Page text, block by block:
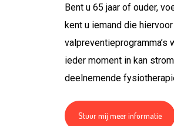
Bent u 65 jaar of ouder,
kent u iemand die
valpreventieprogramma’s
ieder moment in kan
deelnemende
Stuur mij meer informatie